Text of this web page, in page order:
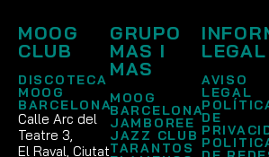
MOOG
CLUB
DISCOTECA
MOOG
BARCELONA
Calle Arc del
Teatre 3,
El Raval, Ciutat
GRUPO
MAS I
MAS
MOOG
BARCELONA
JAMBOREE
JAZZ CLUB
TARANTOS
LEGAL
AVISO
LEGAL
DE